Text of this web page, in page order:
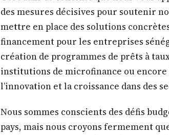
des mesures décisives pour soutenir
mettre en place des solutions
financement pour les entreprises
création de programmes de prêts à
institutions de microfinance ou
l’innovation et la croissance dans des
Nous sommes conscients des défis
pays, mais nous croyons fermement